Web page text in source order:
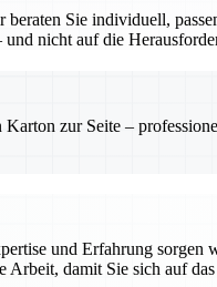
Sie individuell,
nicht auf die
zur Seite –
und Erfahrung sorgen
damit Sie sich auf